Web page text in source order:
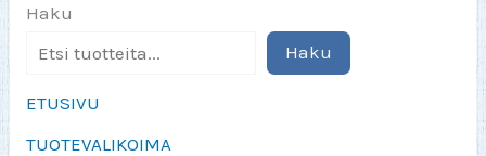
Haku
Haku
ETUSIVU
TUOTEVALIKOIMA